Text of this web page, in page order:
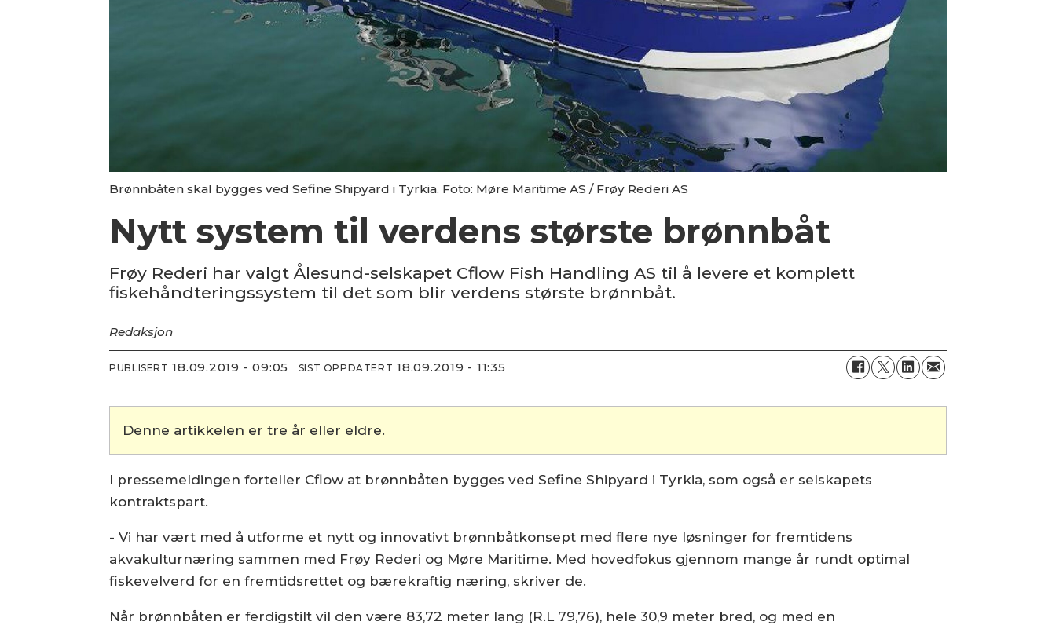
Brønnbåten skal bygges ved Sefine Shipyard i Tyrkia. Foto: Møre Maritime AS / Frøy Rederi AS
Nytt system til verdens største brønnbåt
Frøy Rederi har valgt Ålesund-selskapet Cflow Fish Handling AS til å levere et komplett
fiskehåndteringssystem til det som blir verdens største brønnbåt.
Redaksjon
PUBLISERT 18.09.2019 - 09:05 SIST OPPDATERT 18.09.2019 - 11:35
Denne artikkelen er tre år eller eldre.
I pressemeldingen forteller Cflow at brønnbåten bygges ved Sefine Shipyard i Tyrkia, som også er selskapets
kontraktspart.
- Vi har vært med å utforme et nytt og innovativt brønnbåtkonsept med flere nye løsninger for fremtidens
akvakulturnæring sammen med Frøy Rederi og Møre Maritime. Med hovedfokus gjennom mange år rundt optimal
fiskevelverd for en fremtidsrettet og bærekraftig næring, skriver de.
Når brønnbåten er ferdigstilt vil den være 83,72 meter lang (R.L 79,76), hele 30,9 meter bred, og med en